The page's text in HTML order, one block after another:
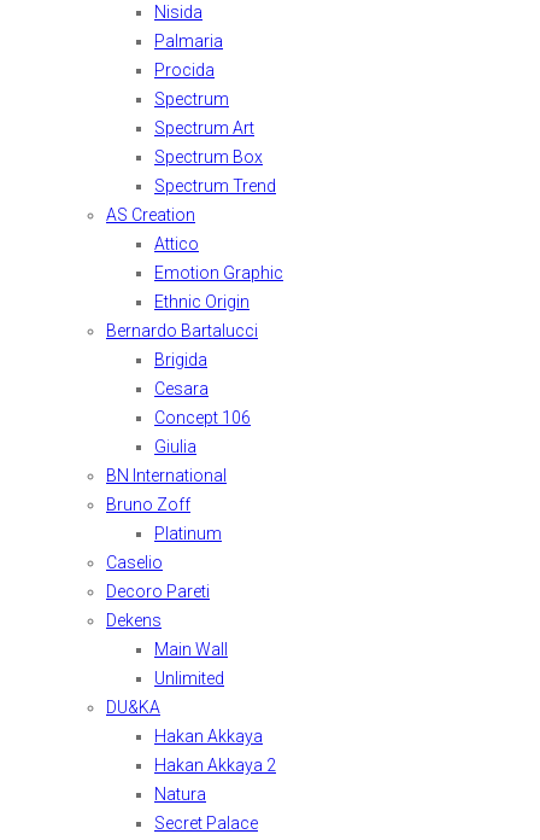
Nisida
Palmaria
Procida
Spectrum
Spectrum Art
Spectrum Box
Spectrum Trend
AS Creation
Attico
Emotion Graphic
Ethnic Origin
Bernardo Bartalucci
Brigida
Cesara
Concept 106
Giulia
BN International
Bruno Zoff
Platinum
Caselio
Decoro Pareti
Dekens
Main Wall
Unlimited
DU&KA
Hakan Akkaya
Hakan Akkaya 2
Natura
Secret Palace